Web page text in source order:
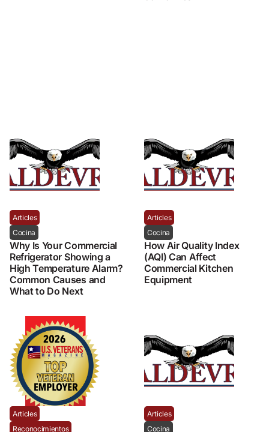
Articles
Cocina
Why Is Your Commercial
Refrigerator Showing a
High Temperature Alarm?
Common Causes and
What to Do Next
Articles
Cocina
How Air Quality Index
(AQI) Can Affect
Commercial Kitchen
Equipment
Articles
Reconocimientos
Articles
Cocina